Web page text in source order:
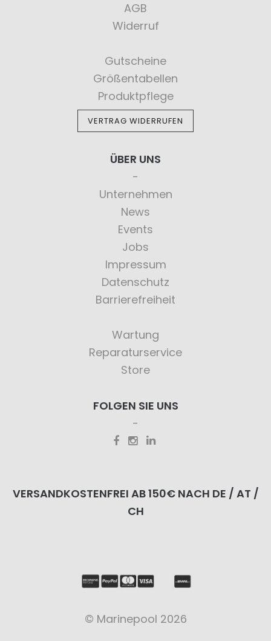
AGB
Widerruf
Gutscheine
Größentabellen
Produktpflege
VERTRAG WIDERRUFEN
ÜBER UNS
Unternehmen
News
Events
Jobs
Impressum
Datenschutz
Barrierefreiheit
Wartung
Reparaturservice
Store
FOLGEN SIE UNS
VERSANDKOSTENFREI AB 150€ NACH DE / AT /
CH
© Marinepool 2026